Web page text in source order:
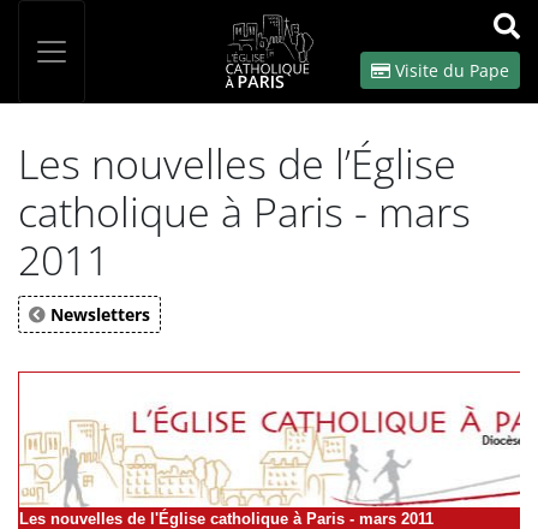
OK
Visite du Pape
Les nouvelles de l’Église
catholique à Paris - mars
2011
Newsletters
Les nouvelles de l'Église catholique à Paris - mars 2011
Panneau de gestion des cookies